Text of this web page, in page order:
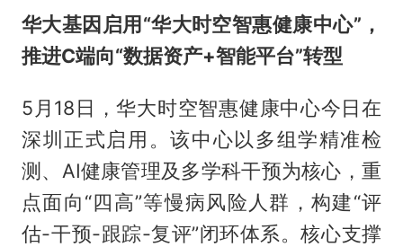
华大基因启用“华大时空智惠健康中心”，
推进C端向“数据资产+智能平台”转型
5月18日，华大时空智惠健康中心今日在
深圳正式启用。该中心以多组学精准检
测、AI健康管理及多学科干预为核心，重
点面向“四高”等慢病风险人群，构建“评
估-干预-跟踪-复评”闭环体系。核心支撑